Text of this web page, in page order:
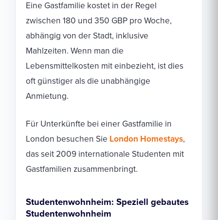
Eine Gastfamilie kostet in der Regel
zwischen 180 und 350 GBP pro Woche,
abhängig von der Stadt, inklusive
Mahlzeiten. Wenn man die
Lebensmittelkosten mit einbezieht, ist dies
oft günstiger als die unabhängige
Anmietung.
Für Unterkünfte bei einer Gastfamilie in
London besuchen Sie London Homestays,
das seit 2009 internationale Studenten mit
Gastfamilien zusammenbringt.
Studentenwohnheim: Speziell gebautes
Studentenwohnheim